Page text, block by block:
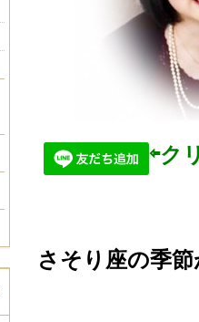
⇦ク
さそり座の季